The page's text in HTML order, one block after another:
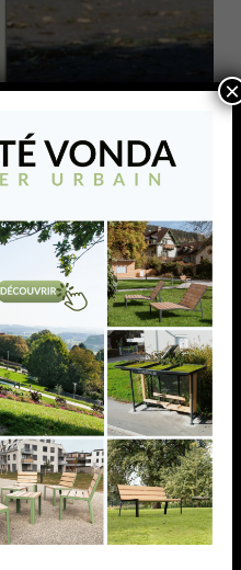
carré en
de signalisation rétro-
zones urbaines
…
×